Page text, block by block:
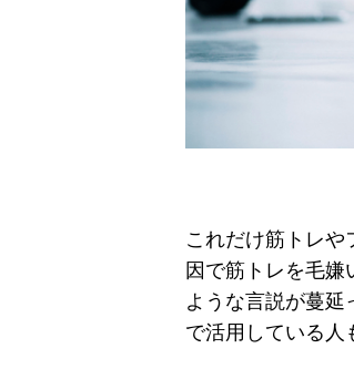
これだけ筋トレ
因で筋トレを毛
ような言説が蔓延
で活用している人